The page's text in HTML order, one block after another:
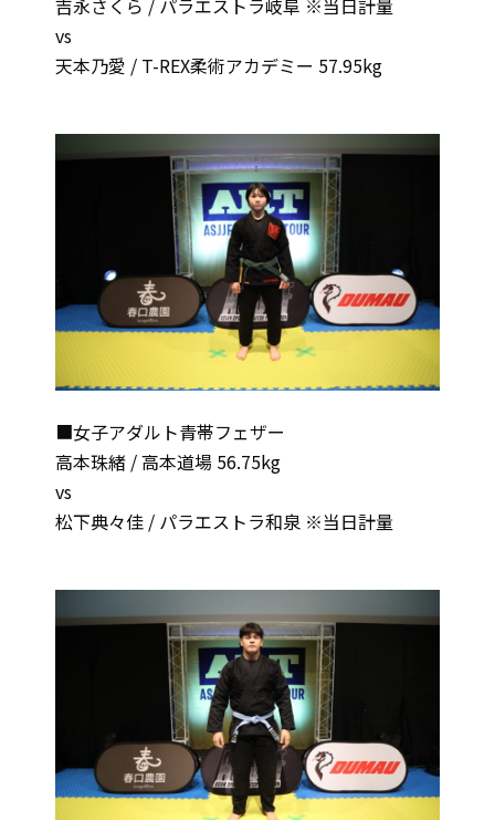
吉永さくら / パラエストラ岐阜 ※当日計量
vs
天本乃愛 / T-REX柔術アカデミー 57.95kg
■女子アダルト青帯フェザー
高本珠緒 / 高本道場 56.75kg
vs
松下典々佳 / パラエストラ和泉 ※当日計量